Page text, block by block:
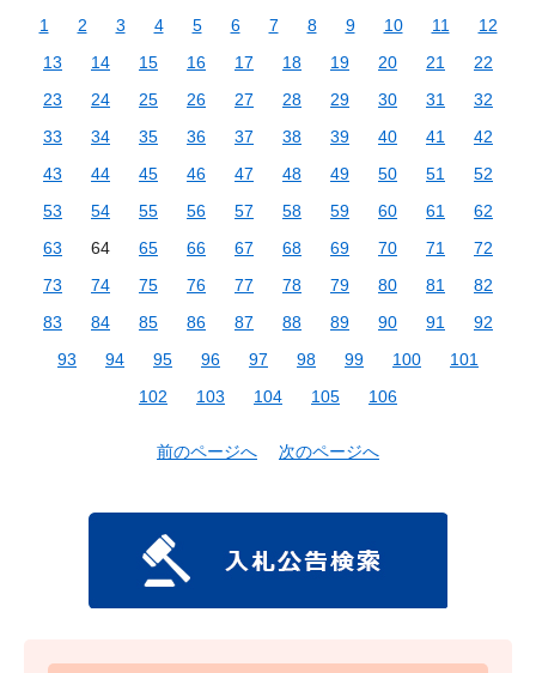
1 2 3 4 5 6 7 8 9 10 11
12
13
14 15 16 17 18 19 20 21
22
23
24 25 26 27 28 29 30 31
32
33
34 35 36 37 38 39 40 41
42
43
44 45 46 47 48 49 50 51
52
53
54 55 56 57 58 59 60 61
62
63
64 65 66 67 68 69 70 71
72
73
74 75 76 77 78 79 80 81
82
83
84 85 86 87 88 89 90 91
92
93
94 95 96 97 98 99 100
101
102
103 104 105 106
前のページへ 次のページへ